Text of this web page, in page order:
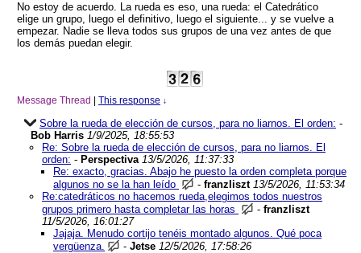
No estoy de acuerdo. La rueda es eso, una rueda: el Catedrático
elige un grupo, luego el definitivo, luego el siguiente... y se vuelve a
empezar. Nadie se lleva todos sus grupos de una vez antes de que
los demás puedan elegir.
Message Thread This response ↓
Sobre la rueda de elección de cursos, para no liarnos. El orden: -
Bob Harris 1/9/2025, 18:55:53
Re: Sobre la rueda de elección de cursos, para no liarnos. El
orden: - Perspectiva 13/5/2026, 11:37:33
Re: exacto, gracias. Abajo he puesto la orden completa porque
algunos no se la han leído
- franzliszt 13/5/2026, 11:53:34
Re:catedráticos no hacemos rueda,elegimos todos nuestros
grupos primero hasta completar las horas
- franzliszt
11/5/2026, 16:01:27
Jajaja. Menudo cortijo tenéis montado algunos. Qué poca
vergüenza.
- Jetse 12/5/2026, 17:58:26